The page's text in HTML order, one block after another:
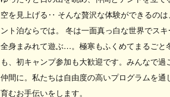
空を見上げる‥ そんな贅沢な体験ができるの
ント泊ならでは。 冬は一面真っ白な世界でス
全身まみれて遊ぶ…。極寒もふくめてまるごと
も、初キャンプ参加も大歓迎です。みんなで
仲間に。私たちは自由度の高いプログラムを通
育むお手伝いをします。